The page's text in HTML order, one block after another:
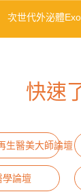
次世代外泌體
快速
生醫美大師論壇
學論壇